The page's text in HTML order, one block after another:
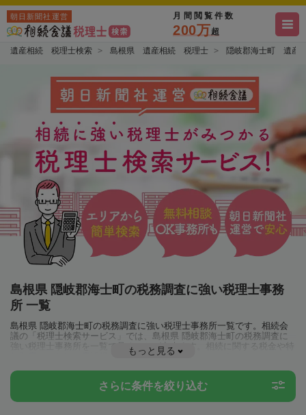
朝日新聞社運営 月間閲覧件数
200万超
遺産相続 税理士検索 島根県 遺産相続 税理士 隠岐郡海士町 遺産
島根県 隠岐郡海士町の税務調査に強い税理士事務
所 一覧
島根県 隠岐郡海士町の税務調査に強い税理士事務所一覧です。相続会
議の「税理士検索サービス」では、島根県 隠岐郡海士町の税務調査に
強い税理士事務所を一覧で見ることが出来ます。相続に関する税金や特
例制度のことは一度近隣の税理士に相談してみましょう。
もっと見る
さらに条件を絞り込む